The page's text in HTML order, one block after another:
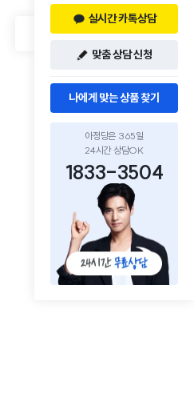
실시간 카톡상담
맞춤 상담 신청
나에게 맞는 상품 찾기
아정당은 365일
24시간 상담OK
1833-3504